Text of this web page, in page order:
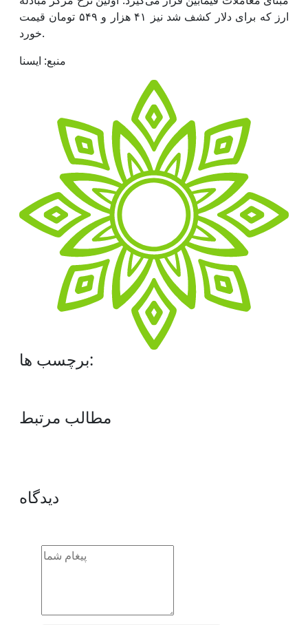
ارز که برای دلار کشف شد نیز ۴۱ هزار و ۵۴۹ تومان قیمت
خورد.
منبع: ایسنا
برچسب ها:
مطالب مرتبط
دیدگاه